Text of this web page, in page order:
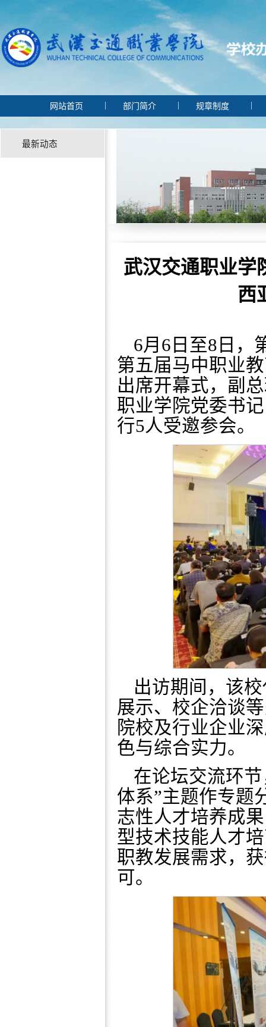
网站首页 部门简介 规章制度
最新动态
武汉交通职业学
西
6月6日至8日，
第五届马中职业
出席开幕式，副
职业学院党委书
行5人受邀参会。
出访期间，该
展示、校企洽谈
院校及行业企业
色与综合实力。
在论坛交流环
体系”主题作专题
志性人才培养成
型技术技能人才
职教发展需求，
可。